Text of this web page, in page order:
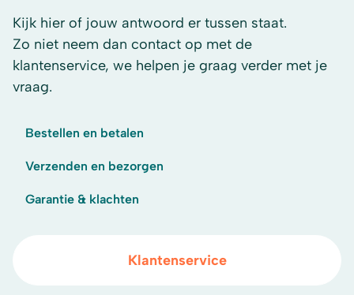
Kijk hier of jouw antwoord er tussen staat.
Zo niet neem dan contact op met de
klantenservice, we helpen je graag verder met je
vraag.
Bestellen en betalen
Verzenden en bezorgen
Garantie & klachten
Klantenservice